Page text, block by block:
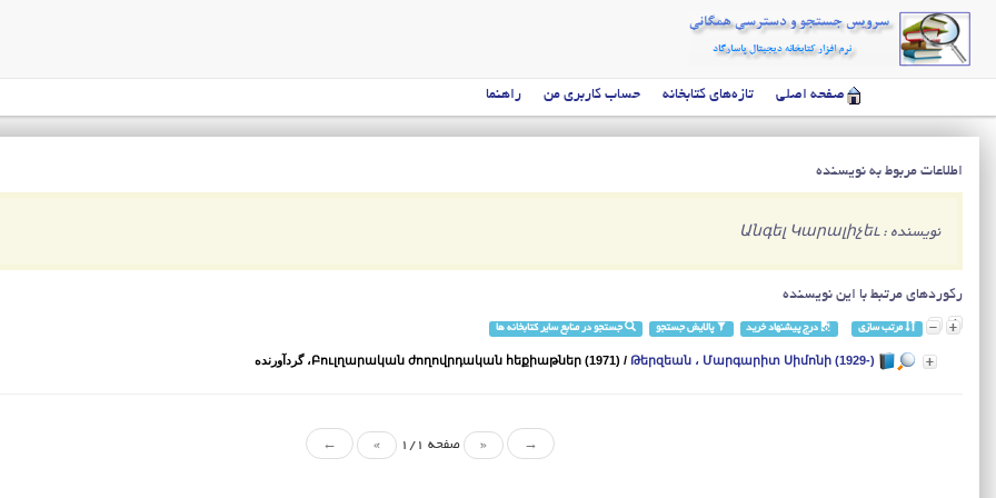
صفحه اصلی تازه‌های کتابخانه حساب کاربری من راهنما
اطلاعات مربوط به نویسنده
نویسنده : Անգել Կարալիչեւ
رکوردهای مرتبط با این نویسنده
مرتب سازی درج پیشنهاد خرید پالایش جستجو جستجو در منابع سایر کتابخانه ها
Բուլղարական ժողովրդական հեքիաթներ (1971) / Թերզեան ، Մարգարիտ Սիմոնի (1929-) ، گردآورنده
→
« صفحه 1/1 »
←